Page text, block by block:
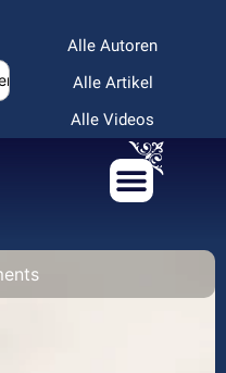
Alle Autoren
Alle Artikel
Alle Videos